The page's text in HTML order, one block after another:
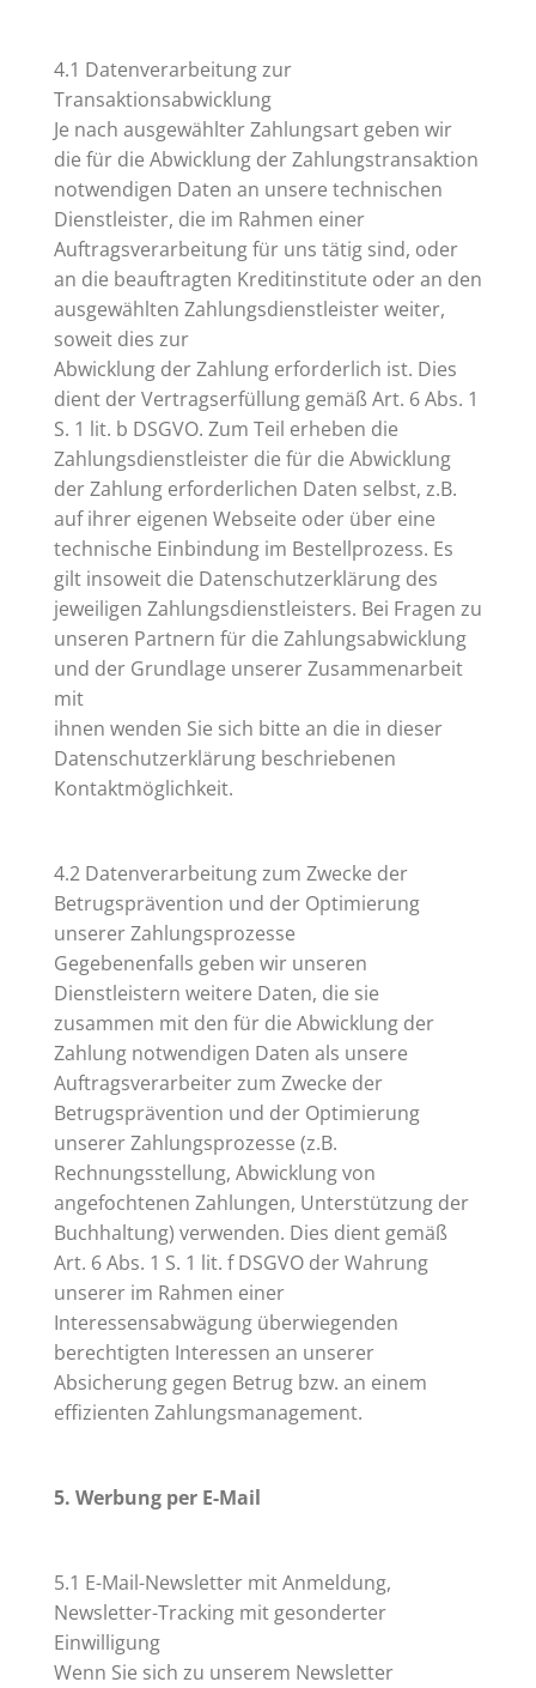
4.1 Datenverarbeitung zur
Transaktionsabwicklung
Je nach ausgewählter Zahlungsart geben wir
die für die Abwicklung der Zahlungstransaktion
notwendigen Daten an unsere technischen
Dienstleister, die im Rahmen einer
Auftragsverarbeitung für uns tätig sind, oder
an die beauftragten Kreditinstitute oder an den
ausgewählten Zahlungsdienstleister weiter,
soweit dies zur
Abwicklung der Zahlung erforderlich ist. Dies
dient der Vertragserfüllung gemäß Art. 6 Abs. 1
S. 1 lit. b DSGVO. Zum Teil erheben die
Zahlungsdienstleister die für die Abwicklung
der Zahlung erforderlichen Daten selbst, z.B.
auf ihrer eigenen Webseite oder über eine
technische Einbindung im Bestellprozess. Es
gilt insoweit die Datenschutzerklärung des
jeweiligen Zahlungsdienstleisters. Bei Fragen zu
unseren Partnern für die Zahlungsabwicklung
und der Grundlage unserer Zusammenarbeit
mit
ihnen wenden Sie sich bitte an die in dieser
Datenschutzerklärung beschriebenen
Kontaktmöglichkeit.
4.2 Datenverarbeitung zum Zwecke der
Betrugsprävention und der Optimierung
unserer Zahlungsprozesse
Gegebenenfalls geben wir unseren
Dienstleistern weitere Daten, die sie
zusammen mit den für die Abwicklung der
Zahlung notwendigen Daten als unsere
Auftragsverarbeiter zum Zwecke der
Betrugsprävention und der Optimierung
unserer Zahlungsprozesse (z.B.
Rechnungsstellung, Abwicklung von
angefochtenen Zahlungen, Unterstützung der
Buchhaltung) verwenden. Dies dient gemäß
Art. 6 Abs. 1 S. 1 lit. f DSGVO der Wahrung
unserer im Rahmen einer
Interessensabwägung überwiegenden
berechtigten Interessen an unserer
Absicherung gegen Betrug bzw. an einem
effizienten Zahlungsmanagement.
5. Werbung per E-Mail
5.1 E-Mail-Newsletter mit Anmeldung,
Newsletter-Tracking mit gesonderter
Einwilligung
Wenn Sie sich zu unserem Newsletter